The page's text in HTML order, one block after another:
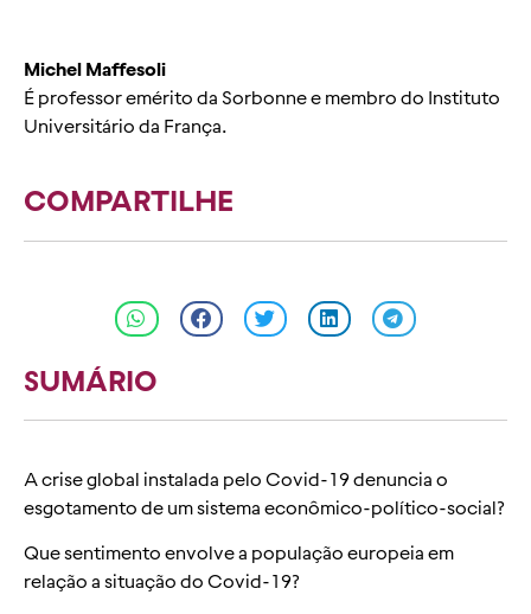
Michel Maffesoli
É professor emérito da Sorbonne e membro do Instituto
Universitário da França.
COMPARTILHE
SUMÁRIO
A crise global instalada pelo Covid-19 denuncia o
esgotamento de um sistema econômico-político-social?
Que sentimento envolve a população europeia em
relação a situação do Covid-19?